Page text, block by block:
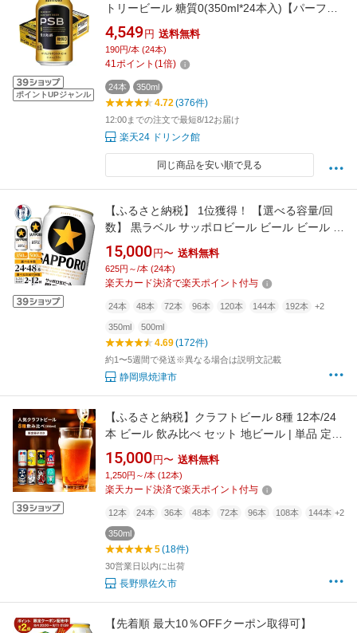
ポイントUPジャンル
トリービール 糖質0(350ml*24本入)【パーフェ
クトサントリービール(PSB)】
4,549 円 送料無料
190円/本 (24本)
41ポイント (1倍)
24本 350ml
4.72(376件)
12:00までの注文で最短8/12お届け
楽天24 ドリンク館
同じ商品を安い順で見る
【ふるさと納税】 1位獲得！ 【選べる容量/回
数】 黒ラベル サッポロビール ビール ビール サ
ッポロ 生ビール 350ml 500ml 24本 48本 単品
定期便 酒 缶 焼津 高評価 ランキング a15-706
a21-070
15,000 円〜 送料無料
625円～/本 (24本)
楽天カード決済で楽天ポイント付与
24本 48本 72本 96本 120本 144本 192本 +2
350ml 500ml
4.69(172件)
約1〜5週間で発送※異なる場合は説明文記載
静岡県焼津市
【ふるさと納税】クラフトビール 8種 12本/24
本 ビール 飲み比べ セット 地ビール | 単品 定期
便 選べる本数＆回数 ヤッホーブルーイング よ
なよなエール インドの青鬼 IPA 水曜日のネコ
正気のサタン 350ml 缶 びーる 詰合せ お酒
15,000 円〜 送料無料
1,250円～/本 (12本)
楽天カード決済で楽天ポイント付与
12本 24本 36本 48本 72本 96本 108本 144本 +2
350ml
5(18件)
30営業日以内に出荷
長野県佐久市
【先着順 最大10％OFFクーポン取得可】